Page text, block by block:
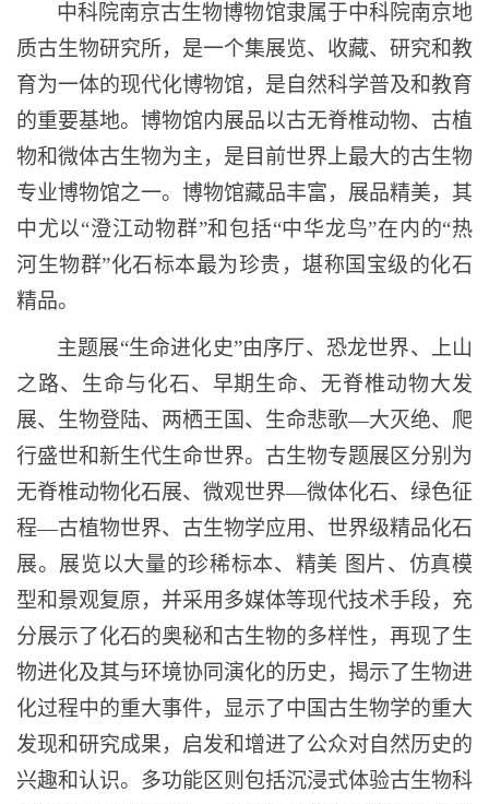
中科院南京古生物博物馆隶属于中科院南京地
质古生物研究所，是一个集展览、收藏、研究和教
育为一体的现代化博物馆，是自然科学普及和教育
的重要基地。博物馆内展品以古无脊椎动物、古植
物和微体古生物为主，是目前世界上最大的古生物
专业博物馆之一。博物馆藏品丰富，展品精美，其
中尤以“澄江动物群”和包括“中华龙鸟”在内的“热
河生物群”化石标本最为珍贵，堪称国宝级的化石
精品。
主题展“生命进化史”由序厅、恐龙世界、上山
之路、生命与化石、早期生命、无脊椎动物大发
展、生物登陆、两栖王国、生命悲歌—大灭绝、爬
行盛世和新生代生命世界。古生物专题展区分别为
无脊椎动物化石展、微观世界—微体化石、绿色征
程—古植物世界、古生物学应用、世界级精品化石
展。展览以大量的珍稀标本、精美 图片、仿真模
型和景观复原，并采用多媒体等现代技术手段，充
分展示了化石的奥秘和古生物的多样性，再现了生
物进化及其与环境协同演化的历史，揭示了生物进
化过程中的重大事件，显示了中国古生物学的重大
发现和研究成果，启发和增进了公众对自然历史的
兴趣和认识。多功能区则包括沉浸式体验古生物科